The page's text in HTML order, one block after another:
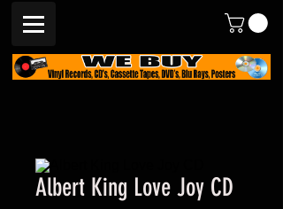
Albert King Love Joy CD